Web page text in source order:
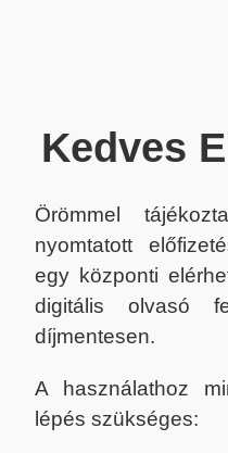
Kedves
Örömmel
nyomtatott
egy központi
digitális olvasó
díjmentesen.
A használathoz
lépés szükséges: